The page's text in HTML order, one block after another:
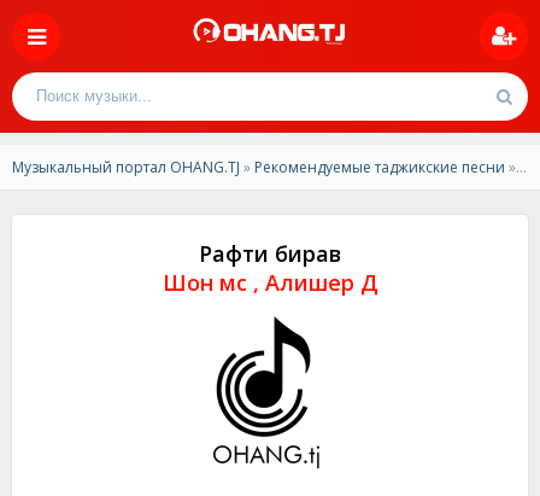
Музыкальный портал OHANG.TJ » Рекомендуемые таджикские песни » Шон мс , Алишер Д-Рафти бирав
Рафти бирав
Шон мс , Алишер Д